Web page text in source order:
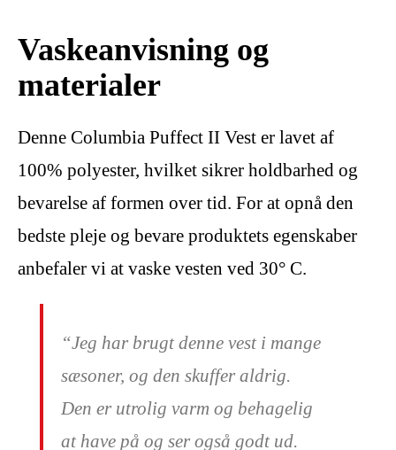
Vaskeanvisning og
materialer
Denne Columbia Puffect II Vest er lavet af
100% polyester, hvilket sikrer holdbarhed og
bevarelse af formen over tid. For at opnå den
bedste pleje og bevare produktets egenskaber
anbefaler vi at vaske vesten ved 30° C.
“Jeg har brugt denne vest i mange
sæsoner, og den skuffer aldrig.
Den er utrolig varm og behagelig
at have på og ser også godt ud.